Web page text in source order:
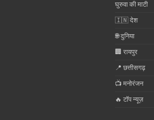
घुरुवा की माटी
🇮🇳 देश
🌐 दुनिया
🏢 रायपुर
📍 छत्तीसगढ़
📺 मनोरंजन
🔥 टॉप न्यूज़